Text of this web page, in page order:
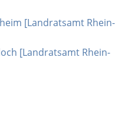
[Landratsamt Rhein-
[Landratsamt Rhein-